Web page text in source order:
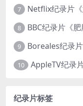
7
8
9
10
纪录片标签